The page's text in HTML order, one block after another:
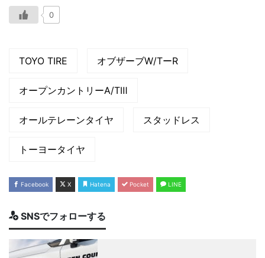
0
TOYO TIRE オブザーブW/TーR
オープンカントリーA/TⅢ
オールテレーンタイヤ スタッドレス
トーヨータイヤ
Facebook X Hatena Pocket LINE
SNSでフォローする